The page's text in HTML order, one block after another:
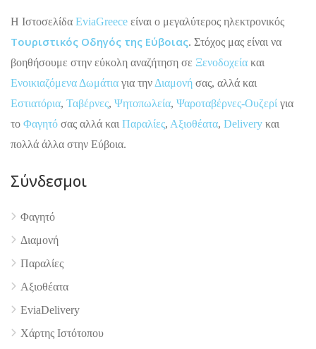
4.9
H Ιστοσελίδα EviaGreece είναι ο μεγαλύτερος ηλεκτρονικός
Τουριστικός Οδηγός της Εύβοιας. Στόχος μας είναι να
βοηθήσουμε στην εύκολη αναζήτηση σε Ξενοδοχεία και
Ενοικιαζόμενα Δωμάτια για την Διαμονή σας, αλλά και
Εστιατόρια, Ταβέρνες, Ψητοπωλεία, Ψαροταβέρνες-Ουζερί για
το Φαγητό σας αλλά και Παραλίες, Αξιοθέατα, Delivery και
πολλά άλλα στην Εύβοια.
Σύνδεσμοι
Φαγητό
Διαμονή
Παραλίες
Αξιοθέατα
EviaDelivery
Χάρτης Ιστότοπου